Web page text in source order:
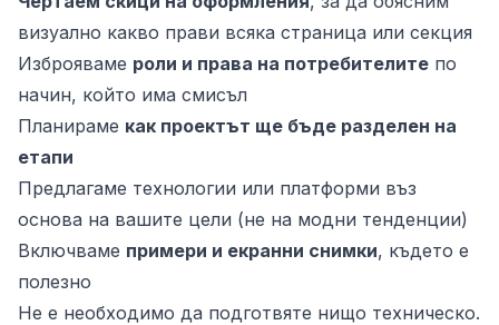
визуално какво прави всяка страница или секция
Изброяваме роли и права на потребителите по
начин, който има смисъл
Планираме как проектът ще бъде разделен на
етапи
Предлагаме технологии или платформи въз
основа на вашите цели (не на модни тенденции)
Включваме примери и екранни снимки, където е
полезно
Не е необходимо да подготвяте нищо техническо.